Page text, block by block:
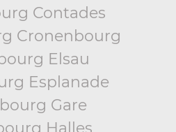
Contades
Cronenbourg
Elsau
Esplanade
Gare
Halles